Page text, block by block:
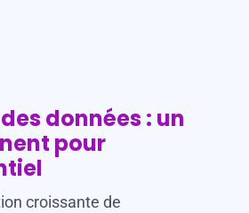
données : un
pour
croissante de